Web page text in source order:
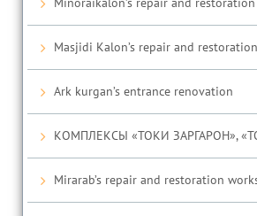
Minoraikalon’s repair and
Masjidi Kalon’s repair and
Ark kurgan’s entrance renovation
КОМПЛЕКСЫ «ТОКИ ЗАРГАРОН»,
Mirarab’s repair and restoration